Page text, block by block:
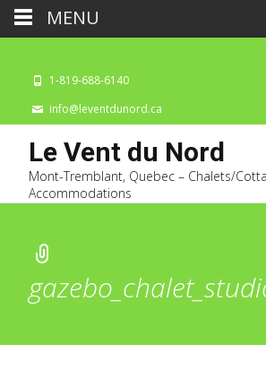
1-819-688-6140
info@leventdunord.ca
Le Vent du Nord
Mont-Tremblant, Quebec – Chalets/
Accommodations
MENU